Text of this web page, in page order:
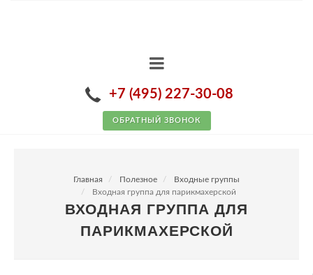
+7 (495) 227-30-08
ОБРАТНЫЙ ЗВОНОК
Главная Полезное
Входные группы
Входная группа для парикмахерской
ВХОДНАЯ ГРУППА ДЛЯ
ПАРИКМАХЕРСКОЙ